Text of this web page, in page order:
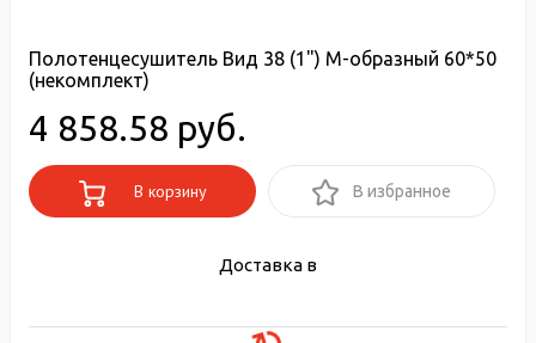
Полотенцесушитель Вид 38 (1") М-образный 60*50
(некомплект)
4 858.58 руб.
В корзину В избранное
Доставка в